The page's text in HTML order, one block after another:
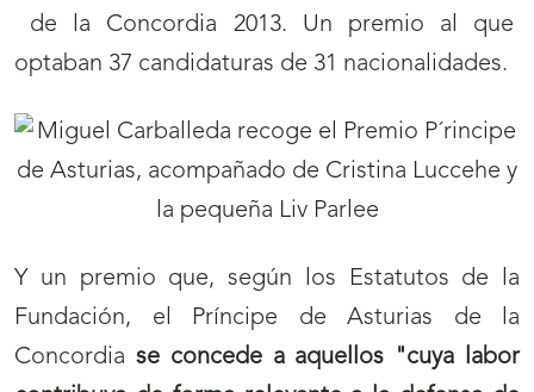
de la Concordia 2013. Un premio al que
optaban 37 candidaturas de 31 nacionalidades.
Y un premio que, según los Estatutos de la
Fundación, el Príncipe de Asturias de la
Concordia se concede a aquellos "cuya labor